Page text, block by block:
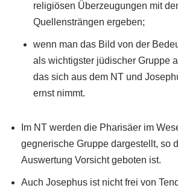
religiösen Überzeugungen mit
Quellensträngen ergeben;
wenn man das Bild von der
als wichtigster jüdischer Gruppe
das sich aus dem NT und
ernst nimmt.
Im NT werden die Pharisäer im
gegnerische Gruppe dargestellt, so
Auswertung Vorsicht geboten ist.
Auch Josephus ist nicht frei von